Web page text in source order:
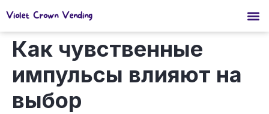
Violet Crown Vending
Как чувственные
импульсы влияют на
выбор